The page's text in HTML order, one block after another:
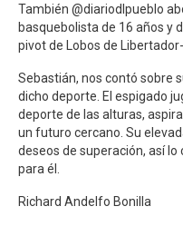
También @diariodlpueblo
basquebolista de 16 años y
pivot de Lobos de
Sebastián, nos contó sobre
dicho deporte. El espigado
deporte de las alturas,
un futuro cercano. Su
deseos de superación, así
para él.
Richard Andelfo Bonilla